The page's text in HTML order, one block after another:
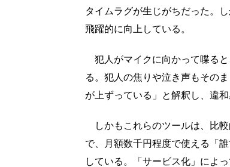
タイムラグが生じがちだった。
飛躍的に向上している。
犯人がマイクに向かって喋る
る。犯人の焦りや泣き声もその
が上ずっている」と解釈し、違
しかもこれらのツールは、比
で、月額数千円程度で使える「
している。「サービス化」によ